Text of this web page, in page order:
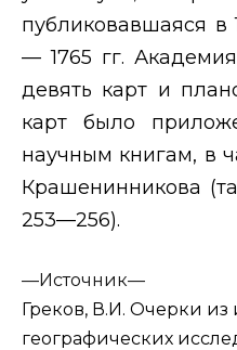
публиковавшаяся в
— 1765 гг.
девять карт и
карт было
научным книгам, в
Крашенинникова
253—256).
—Источник—
Греков, В.И. Очерки из
географических